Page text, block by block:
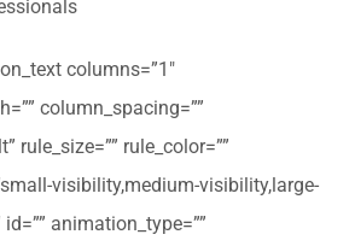
columns=”1″
column_spacing=””
rule_size=”” rule_color=””
visibility,medium-visibility,large-
animation_type=””